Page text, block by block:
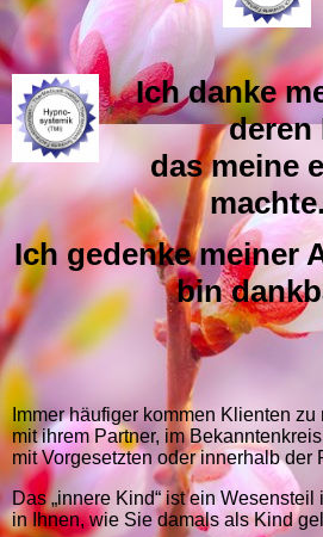
Ich danke
deren
das meine
Ich gedenke meiner
bin
Immer häufiger kommen Klienten
mit ihrem Partner, im
mit Vorgesetzten oder innerhalb der
Das „innere Kind“ ist ein
in Ihnen, wie Sie damals als Kind